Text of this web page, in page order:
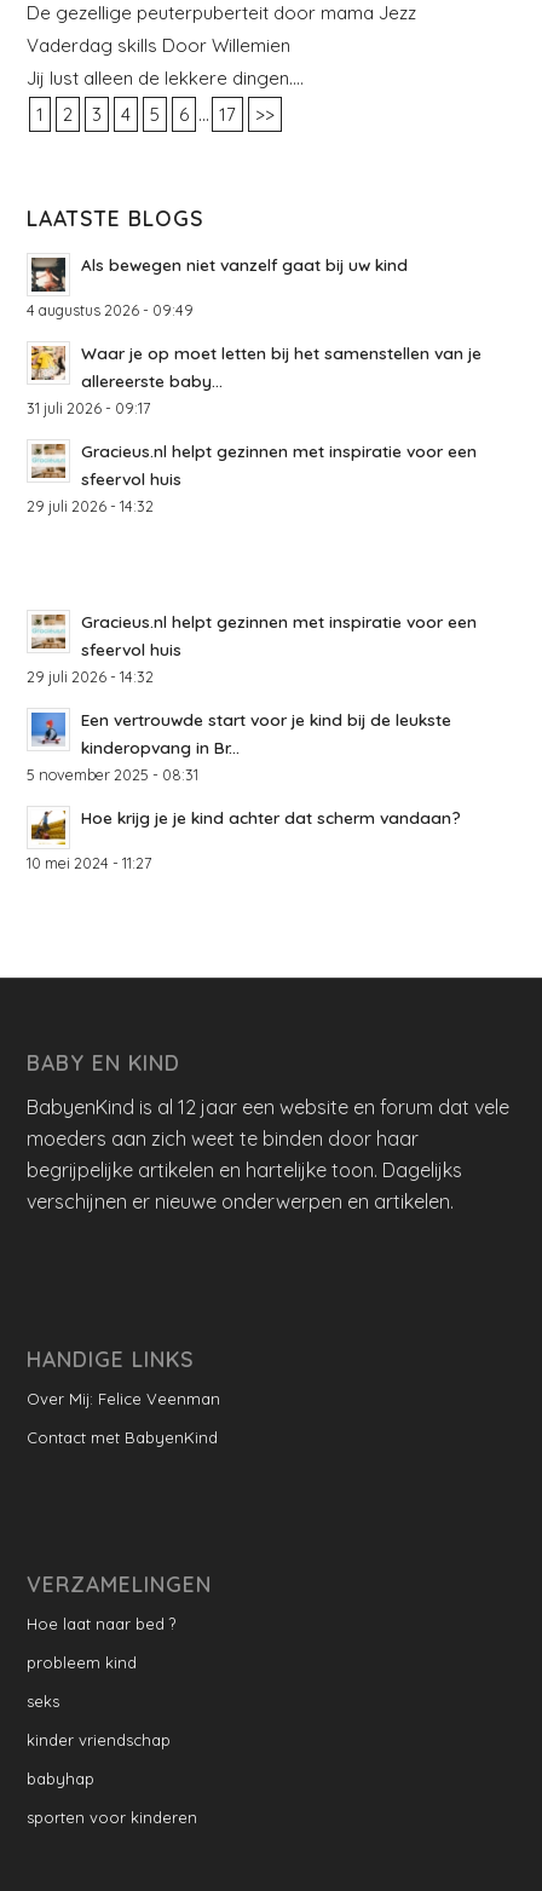
De gezellige peuterpuberteit door mama Jezz
Vaderdag skills Door Willemien
Jij lust alleen de lekkere dingen….
1
2 3 4 5 6 ... 17 >>
LAATSTE BLOGS
Als bewegen niet vanzelf gaat bij uw kind
4 augustus 2026 - 09:49
Waar je op moet letten bij het samenstellen van je
allereerste baby...
31 juli 2026 - 09:17
Gracieus.nl helpt gezinnen met inspiratie voor een
sfeervol huis
29 juli 2026 - 14:32
Gracieus.nl helpt gezinnen met inspiratie voor een
sfeervol huis
29 juli 2026 - 14:32
Een vertrouwde start voor je kind bij de leukste
kinderopvang in Br...
5 november 2025 - 08:31
Hoe krijg je je kind achter dat scherm vandaan?
10 mei 2024 - 11:27
BABY EN KIND
BabyenKind is al 12 jaar een website en forum dat vele
moeders aan zich weet te binden door haar
begrijpelijke artikelen en hartelijke toon. Dagelijks
verschijnen er nieuwe onderwerpen en artikelen.
HANDIGE LINKS
Over Mij: Felice Veenman
Contact met BabyenKind
VERZAMELINGEN
Hoe laat naar bed ?
probleem kind
seks
kinder vriendschap
babyhap
sporten voor kinderen